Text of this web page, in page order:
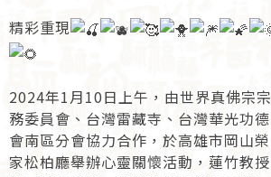
精彩重現
2024年1月10日上午，由世界真佛宗宗
務委員會、台灣雷藏寺、台灣華光功德
會南區分會協力合作，於高雄市岡山榮
家松柏廳舉辦心靈關懷活動，蓮竹教授